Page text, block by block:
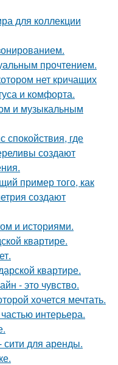
для коллекции
прочтением.
нет кричащих
и комфорта.
и музыкальным
спокойствия, где
создают
пример того, как
создают
и историями.
квартире.
квартире.
- это чувство.
хочется мечтать.
интерьера.
для аренды.